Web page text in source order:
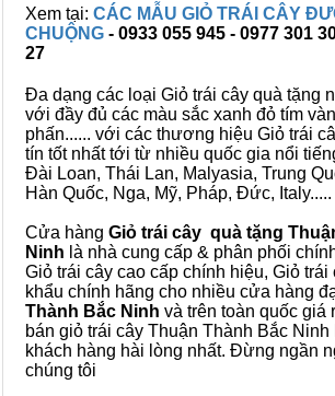
Xem tại: CÁC MẪU GIỎ TRÁI CÂY
CHUỘNG - 0933 055 945 - 0977 301
27
Đa dạng các loại Giỏ trái cây quà tặng
với đầy đủ các màu sắc xanh đỏ tím
phấn...... với các thương hiệu Giỏ trái
tín tốt nhất tới từ nhiều quốc gia nổi
Đài Loan, Thái Lan, Malyasia, Trung
Hàn Quốc, Nga, Mỹ, Pháp, Đức, Italy.....
Cửa hàng Giỏ trái cây quà tặng
Ninh là nhà cung cấp & phân phối
Giỏ trái cây cao cấp chính hiệu, Giỏ trái
khẩu chính hãng cho nhiều cửa hàng
Thành Bắc Ninh và trên toàn quốc giá
bán giỏ trái cây Thuận Thành Bắc
khách hàng hài lòng nhất. Đừng ngần
chúng tôi